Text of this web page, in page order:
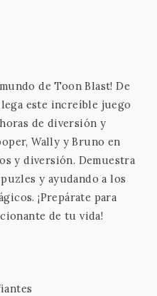
de Toon Blast! De
este increíble juego
de diversión y
Wally y Bruno en
y diversión. Demuestra
y ayudando a los
¡Prepárate para
de tu vida!